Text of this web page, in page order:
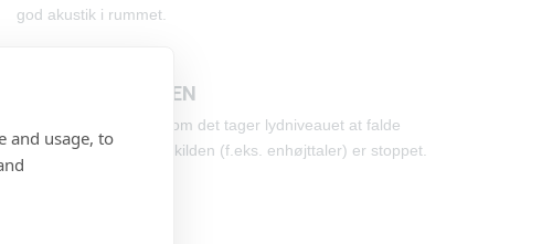
god akustik i rummet.
EFTERKLANGTIDEN
Den tid (i sekunder), som det tager lydniveauet at falde
med 60 db, efter at lydkilden (f.eks. enhøjttaler) er stoppet.
and usage, to